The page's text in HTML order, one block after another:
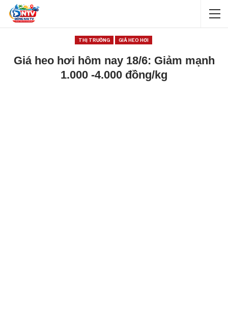
THỊ TRƯỜNG GIÁ HEO HƠI
Giá heo hơi hôm nay 18/6: Giảm mạnh
1.000 -4.000 đồng/kg